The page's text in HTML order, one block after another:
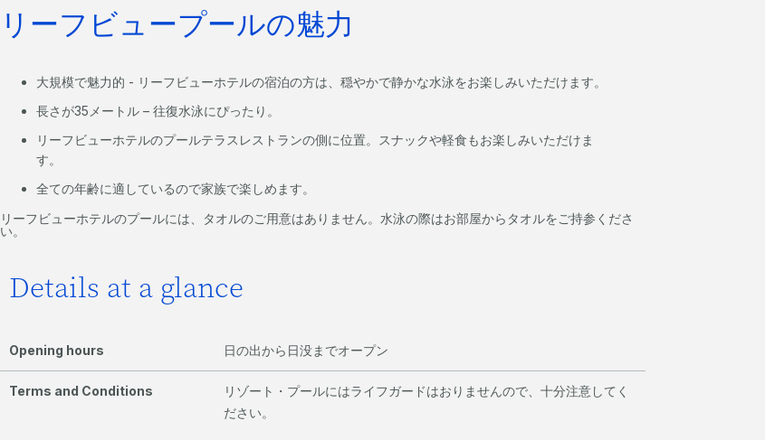
リーフビュープールの魅力
大規模で魅力的 - リーフビューホテルの宿泊の方は、穏やかで静かな水泳をお楽しみいただけます。
長さが35メートル – 往復水泳にぴったり。
リーフビューホテルのプールテラスレストランの側に位置。スナックや軽食もお楽しみいただけま
す。
全ての年齢に適しているので家族で楽しめます。
リーフビューホテルのプールには、タオルのご用意はありません。水泳の際はお部屋からタオルをご持参くださ
い。
Details at a glance
Opening hours 日の出から日没までオープン
Terms and Conditions
リゾート・プールにはライフガードはおりませんので、十分注意してく
ださい。